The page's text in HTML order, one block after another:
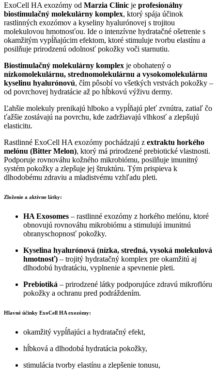
ExoCell HA exozómy od Marzia Clinic je profesionálny
biostimulačný molekulárny komplex, ktorý spája účinok
rastlinných exozómov a kyseliny hyalurónovej s trojitou
molekulovou hmotnosťou. Ide o intenzívne hydratačné ošetrenie s
okamžitým vypĺňajúcim efektom, ktoré stimuluje tvorbu elastínu a
posilňuje prirodzenú odolnosť pokožky voči starnutiu.
Biostimulačný molekulárny komplex je obohatený o
nízkomolekulárnu, strednomolekulárnu a vysokomolekulárnu
kyselinu hyalurónovú, čím pôsobí vo všetkých vrstvách pokožky –
od povrchovej hydratácie až po hĺbkovú výživu dermy.
Ľahšie molekuly prenikajú hlboko a vypĺňajú pleť zvnútra, zatiaľ čo
ťažšie zostávajú na povrchu, kde zadržiavajú vlhkosť a zlepšujú
elasticitu.
Rastlinné ExoCell HA exozómy pochádzajú z extraktu horkého
melónu (Bitter Melon), ktorý má prirodzené prebiotické vlastnosti.
Podporuje rovnováhu kožného mikrobiómu, posilňuje imunitný
systém pokožky a zlepšuje jej štruktúru. Tým prispieva k
dlhodobému zdraviu a mladistvému vzhľadu pleti.
Zloženie a aktívne látky:
HA Exosomes – rastlinné exozómy z horkého melónu, ktoré
obnovujú rovnováhu mikrobiómu a stimulujú imunitnú
obranyschopnosť pokožky.
Kyselina hyalurónová (nízka, stredná, vysoká molekulová
hmotnosť) – trojitý hydratačný komplex pre okamžitú aj
dlhodobú hydratáciu, vyplnenie a spevnenie pleti.
Prebiotiká – prirodzené látky podporujúce zdravú mikroflóru
pokožky a ochranu pred podráždením.
Hlavné účinky ExoCell HA exozómy:
okamžitý vypĺňajúci a hydratačný efekt,
hĺbková a dlhodobá hydratácia pokožky,
stimulácia tvorby elastínu a zlepšenie tonusu,